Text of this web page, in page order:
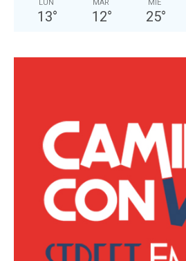
LUN
13°
MAR
12°
MIÉ
25°